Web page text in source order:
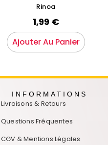
Rinoa
1,99 €
Ajouter Au Panier
INFORMATIONS
Livraisons & Retours
Questions Fréquentes
CGV & Mentions Légales